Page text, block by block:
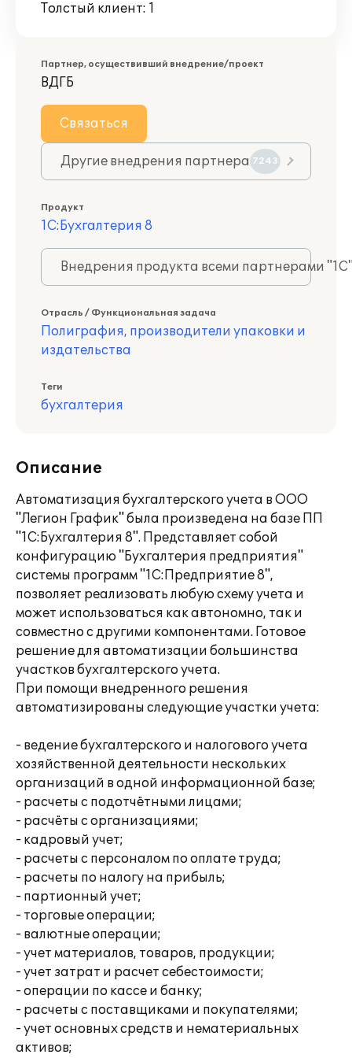
Толстый клиент: 1
Партнер, осуществивший внедрение/проект
ВДГБ
Связаться
Другие внедрения партнера 7243
Продукт
1С:Бухгалтерия 8
Внедрения продукта всеми партнерами
Отрасль / Функциональная задача
Полиграфия, производители упаковки и
издательства
Теги
бухгалтерия
Описание
Автоматизация бухгалтерского учета в ООО
"Легион График" была произведена на базе ПП
"1С:Бухгалтерия 8". Представляет собой
конфигурацию "Бухгалтерия предприятия"
системы программ "1С:Предприятие 8",
позволяет реализовать любую схему учета и
может использоваться как автономно, так и
совместно с другими компонентами. Готовое
решение для автоматизации большинства
участков бухгалтерского учета.
При помощи внедренного решения
автоматизированы следующие участки учета:
- ведение бухгалтерского и налогового учета
хозяйственной деятельности нескольких
организаций в одной информационной базе;
- расчеты с подотчётными лицами;
- расчёты с организациями;
- кадровый учет;
- расчеты с персоналом по оплате труда;
- расчеты по налогу на прибыль;
- партионный учет;
- торговые операции;
- валютные операции;
- учет материалов, товаров, продукции;
- учет затрат и расчет себестоимости;
- операции по кассе и банку;
- расчеты с поставщиками и покупателями;
- учет основных средств и нематериальных
активов;